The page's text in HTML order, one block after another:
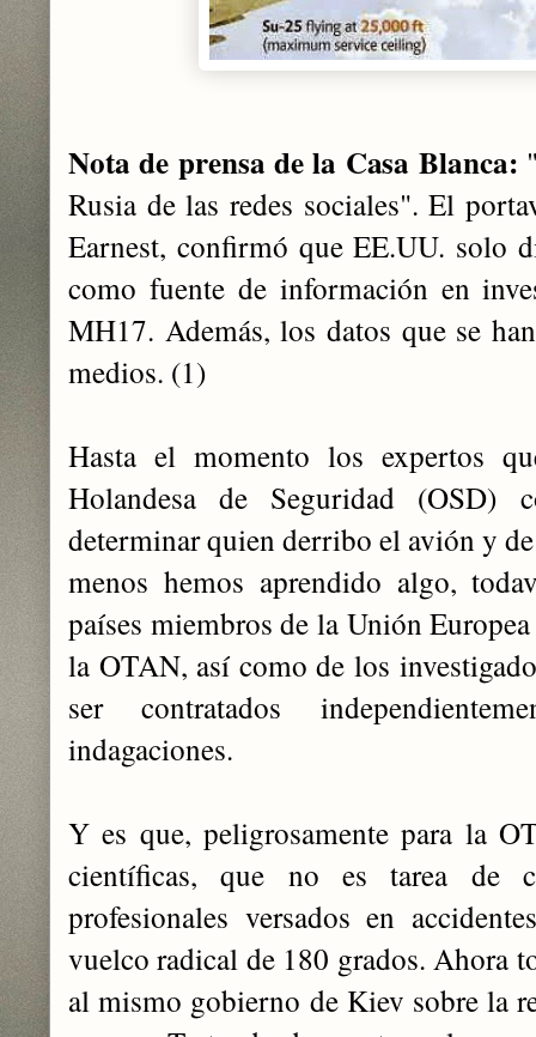
Nota de prensa de la Casa Blanca:
Rusia de las redes sociales". El
Earnest, confirmó que EE.UU. solo
como fuente de información en
MH17. Además, los datos que se
medios. (1)
Hasta el momento los expertos
Holandesa de Seguridad (OSD)
determinar quien derribo el avión y
menos hemos aprendido algo,
países miembros de la Unión
la OTAN, así como de los
ser contratados
indagaciones.
Y es que, peligrosamente para la
científicas, que no es tarea de
profesionales versados en
vuelco radical de 180 grados. Ahora
al mismo gobierno de Kiev sobre la